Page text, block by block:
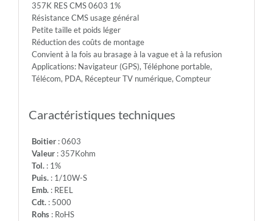
-
Temp.Min.:
-55°
-
Temp.Max.:
+155°
357K RES CMS 0603 1%
Résistance CMS usage général
Petite taille et poids léger
Réduction des coûts de montage
Convient à la fois au brasage à la vague et à la refusion
Applications: Navigateur (GPS), Téléphone portable,
Télécom, PDA, Récepteur TV numérique, Compteur
Caractéristiques techniques
Boitier: 0603
Valeur: 357Kohm
Tol.: 1%
Puis.: 1/10W-S
Emb.: REEL
Cdt.: 5000
Rohs: RoHS